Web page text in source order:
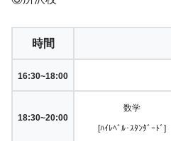
時間
16:30~18:00
18:30~20:00
数学
[ﾊｲﾚﾍﾞﾙ･ｽﾀﾝﾀﾞｰﾄﾞ]